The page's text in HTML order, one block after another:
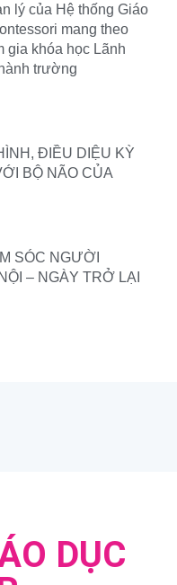
lý của Hệ thống Giáo
mang theo
gia khóa học Lãnh
trường
ĐIỀU DIỆU KỲ
BỘ NÃO CỦA
SÓC NGƯỜI
– NGÀY TRỞ LẠI
DỤC